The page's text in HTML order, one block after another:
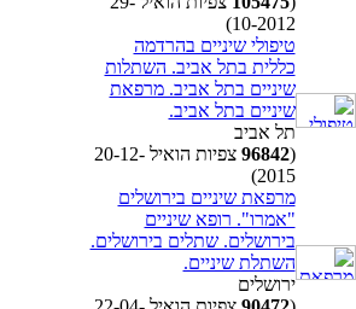
10-2012)
טיפולי שיניים בהרדמה
כללית בתל אביב. השתלות
שיניים בתל אביב. מרפאת
שיניים בתל אביב.
תל אביב
(
96842
צפיות הואיל 20-12-
2015)
מרפאת שיניים בירושלים
"אמרו". רופא שיניים
בירושלים. שתלים בירושלים.
השתלת שיניים.
ירושלים